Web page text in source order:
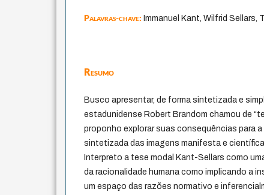
Palavras-chave:Immanuel Kant, Wilfrid
Resumo
Busco apresentar, de forma sintetizada e
estadunidense Robert Brandom chamou de
proponho explorar suas consequências para
sintetizada das imagens manifesta e
Interpreto a tese modal Kant-Sellars como
da racionalidade humana como implicando a
um espaço das razões normativo e